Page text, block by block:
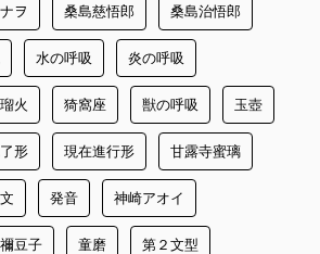
ヲ 桑島慈悟郎 桑島治悟郎
水の呼吸 炎の呼吸
火 猗窩座 獣の呼吸 玉壺
形 現在進行形 甘露寺蜜璃
発音 神崎アオイ
豆子 童磨 第２文型